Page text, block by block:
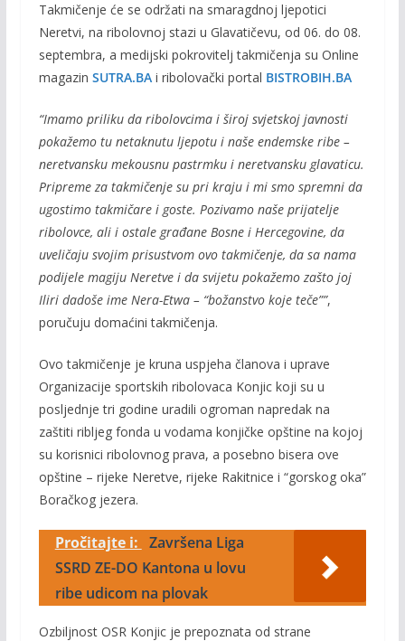
Takmičenje će se održati na smaragdnoj ljepotici
Neretvi, na ribolovnoj stazi u Glavatičevu, od 06. do 08.
septembra, a medijski pokrovitelj takmičenja su Online
magazin SUTRA.BAi ribolovački portal BISTROBIH.BA
“Imamo priliku da ribolovcima i široj svjetskoj javnosti
pokažemo tu netaknutu ljepotu i naše endemske ribe –
neretvansku mekousnu pastrmku i neretvansku glavaticu.
Pripreme za takmičenje su pri kraju i mi smo spremni da
ugostimo takmičare i goste. Pozivamo naše prijatelje
ribolovce, ali i ostale građane Bosne i Hercegovine, da
uveličaju svojim prisustvom ovo takmičenje, da sa nama
podijele magiju Neretve i da svijetu pokažemo zašto joj
Iliri dadoše ime Nera-Etwa – “božanstvo koje teče””,
poručuju domaćini takmičenja.
Ovo takmičenje je kruna uspjeha članova i uprave
Organizacije sportskih ribolovaca Konjic koji su u
posljednje tri godine uradili ogroman napredak na
zaštiti ribljeg fonda u vodama konjičke opštine na kojoj
su korisnici ribolovnog prava, a posebno bisera ove
opštine – rijeke Neretve, rijeke Rakitnice i “gorskog oka”
Boračkog jezera.
Pročitajte i: Završena Liga
SSRD ZE-DO Kantona u lovu
ribe udicom na plovak
Ozbiljnost OSR Konjic je prepoznata od strane